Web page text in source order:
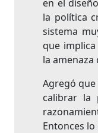
en el
la política
sistema
que
la amenaza
Agregó que
calibrar la
Entonces